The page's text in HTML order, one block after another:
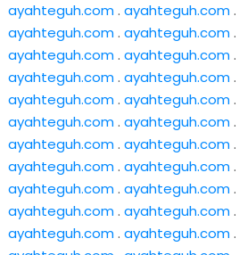
ayahteguh.com. ayahteguh.com.
ayahteguh.com. ayahteguh.com.
ayahteguh.com. ayahteguh.com.
ayahteguh.com. ayahteguh.com.
ayahteguh.com. ayahteguh.com.
ayahteguh.com. ayahteguh.com.
ayahteguh.com. ayahteguh.com.
ayahteguh.com. ayahteguh.com.
ayahteguh.com. ayahteguh.com.
ayahteguh.com. ayahteguh.com.
ayahteguh.com. ayahteguh.com.